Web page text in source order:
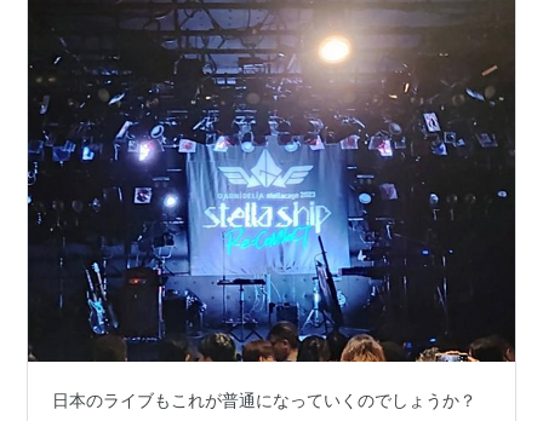
日本のライブもこれが普通になっていくのでしょうか？